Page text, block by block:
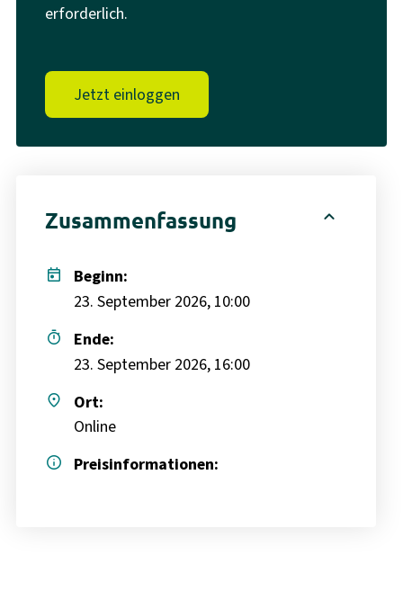
erforderlich.
Jetzt einloggen
Zusammenfassung expand_less
today
Beginn:
23. September 2026, 10:00
timer
Ende:
23. September 2026, 16:00
place
Ort:
Online
info
Preisinformationen: